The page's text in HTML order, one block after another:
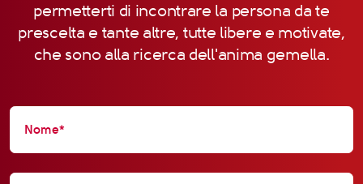
permetterti di incontrare la persona da te
prescelta e tante altre, tutte libere e motivate,
che sono alla ricerca dell'anima gemella.